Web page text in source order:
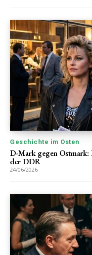
Geschichte im Osten
D-Mark gegen
der DDR
24/06/2026